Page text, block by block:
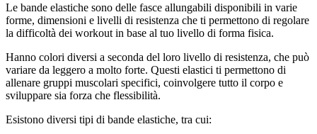
Le bande elastiche sono delle fasce allungabili disponibili in varie
forme, dimensioni e livelli di resistenza che ti permettono di regolare
la difficoltà dei workout in base al tuo livello di forma fisica.
Hanno colori diversi a seconda del loro livello di resistenza, che può
variare da leggero a molto forte. Questi elastici ti permettono di
allenare gruppi muscolari specifici, coinvolgere tutto il corpo e
sviluppare sia forza che flessibilità.
Esistono diversi tipi di bande elastiche, tra cui: